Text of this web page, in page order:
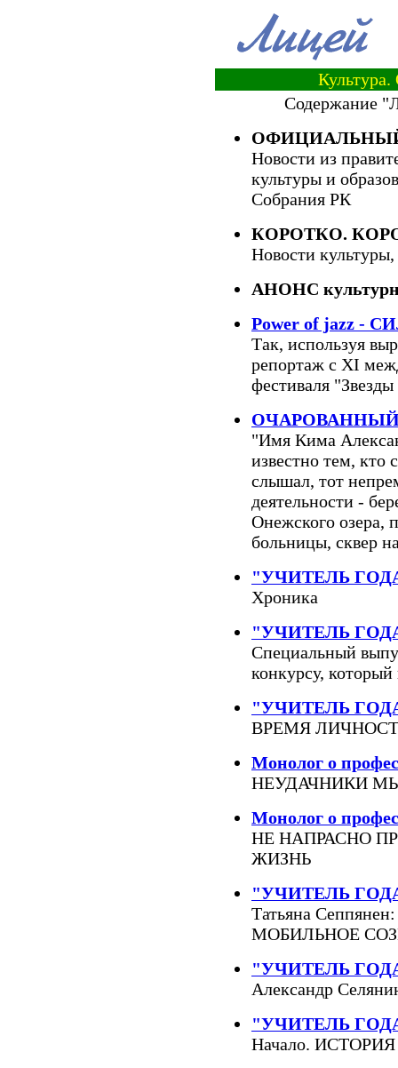
Содержание
Новости из
культуры и
Собрания РК
КОРОТКО.
Новости
АНОНС
Power of jazz -
Так, используя
репортаж с XI
фестиваля
"Имя Кима
известно тем, кто
слышал, тот
деятельности -
Онежского озера,
больницы, сквер
"УЧИТЕЛЬ
Хроника
"УЧИТЕЛЬ
Специальный
конкурсу,
"УЧИТЕЛЬ
ВРЕМЯ
Монолог о
НЕУДАЧНИКИ
Монолог о
НЕ НАПРАСНО
ЖИЗНЬ
"УЧИТЕЛЬ
Татьяна
МОБИЛЬНОЕ
"УЧИТЕЛЬ
Александр
"УЧИТЕЛЬ
Начало.